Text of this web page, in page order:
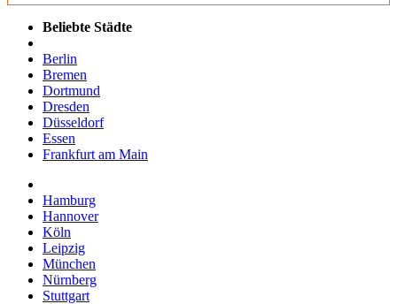
Beliebte Städte
Berlin
Bremen
Dortmund
Dresden
Düsseldorf
Essen
Frankfurt am Main
Hamburg
Hannover
Köln
Leipzig
München
Nürnberg
Stuttgart